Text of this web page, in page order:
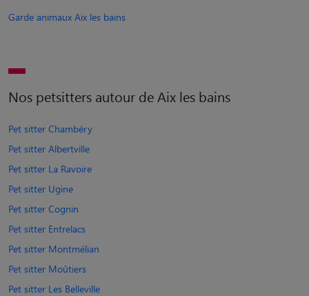
Garde animaux Aix les bains
Nos petsitters autour de Aix les bains
Pet sitter Chambéry
Pet sitter Albertville
Pet sitter La Ravoire
Pet sitter Ugine
Pet sitter Cognin
Pet sitter Entrelacs
Pet sitter Montmélian
Pet sitter Moûtiers
Pet sitter Les Belleville